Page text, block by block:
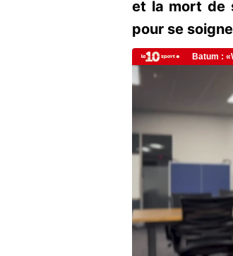
et la mort de
pour se